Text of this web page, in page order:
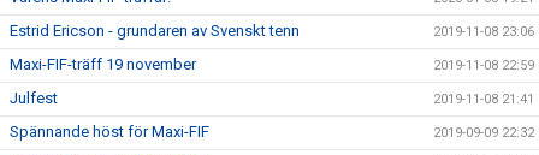
Estrid Ericson - grundaren av Svenskt tenn 2019-11-08 23:06
Maxi-FIF-träff 19 november 2019-11-08 22:59
Julfest 2019-11-08 21:41
Spännande höst för Maxi-FIF 2019-09-09 22:32